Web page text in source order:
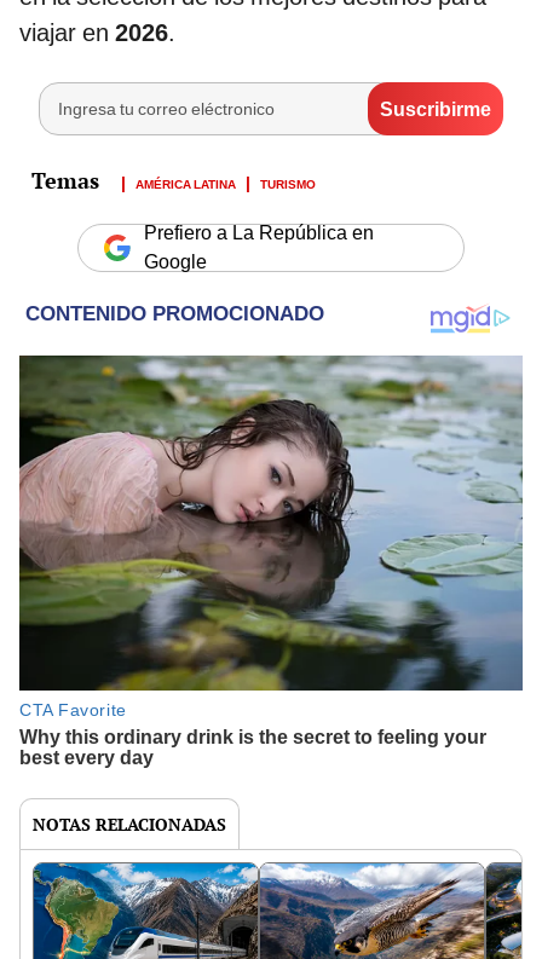
viajar en 2026.
AMÉRICA LATINA TURISMO
Prefiero a La República en
Google
NOTAS RELACIONADAS